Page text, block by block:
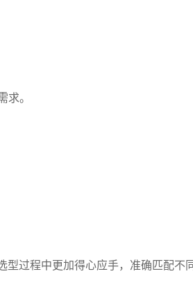
求。
过程中更加得心应手，准确匹配不